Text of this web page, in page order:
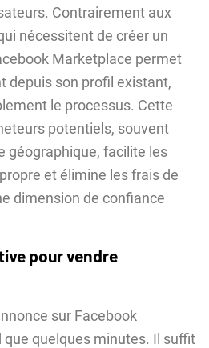
Contrairement aux
nécessitent de créer un
Marketplace permet
depuis son profil existant,
le processus. Cette
potentiels, souvent
géographique, facilite les
et élimine les frais de
dimension de confiance
pour vendre
sur Facebook
quelques minutes. Il suffit